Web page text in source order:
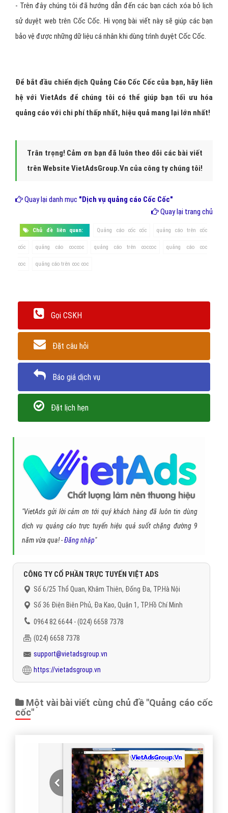
- Trên đây chúng tôi đã hướng dẫn đến các bạn cách xóa bỏ lịch
sử duyệt web trên Cốc Cốc. Hi vọng bài viết này sẽ giúp các bạn
bảo vệ được những dữ liệu cá nhân khi dùng trình duyệt Cốc Cốc.
Để bắt đầu chiến dịch Quảng Cáo Cốc Cốc của bạn, hãy liên
hệ với VietAds để chúng tôi có thể giúp bạn tối ưu hóa
quảng cáo với chi phí thấp nhất, hiệu quả mang lại lớn nhất!
Trân trọng! Cảm ơn bạn đã luôn theo dõi các bài viết
trên Website VietAdsGroup.Vn của công ty chúng tôi!
Quay lại danh mục "Dịch vụ quảng cáo Cốc Cốc"
Quay lại trang chủ
Chủ đề liên quan: Quảng cáo cốc cốc quảng cáo trên cốc
cốc quảng cáo coccoc quảng cáo trên coccoc quảng cáo coc
coc quảng cáo trên coc coc
Gọi CSKH
Đặt câu hỏi
Báo giá dịch vụ
Đặt lịch hẹn
"VietAds gửi lời cảm ơn tới quý khách hàng đã luôn tin dùng
dịch vụ quảng cáo trực tuyến hiệu quả suốt chặng đường 9
năm vừa qua! -Đăng nhập"
CÔNG TY CỔ PHẦN TRỰC TUYẾN VIỆT ADS
Số 6/25 Thổ Quan, Khâm Thiên, Đống Đa, TP.Hà Nội
Số 36 Điện Biên Phủ, Đa Kao, Quận 1, TP.Hồ Chí Minh
0964 82 6644 - (024) 6658 7378
(024) 6658 7378
support@vietadsgroup.vn
https://vietadsgroup.vn
Một vài bài viết cùng chủ đề "Quảng cáo cốc
cốc"